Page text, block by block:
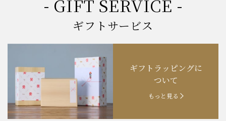
- GIFT SERVICE -
ギフトサービス
ギフトラッピングに
ついて
もっと見る